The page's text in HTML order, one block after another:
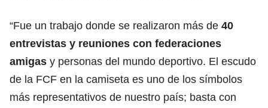
“Fue un trabajo donde se realizaron más de 40
entrevistas y reuniones con federaciones
amigas y personas del mundo deportivo. El escudo
de la FCF en la camiseta es uno de los símbolos
más representativos de nuestro país; basta con